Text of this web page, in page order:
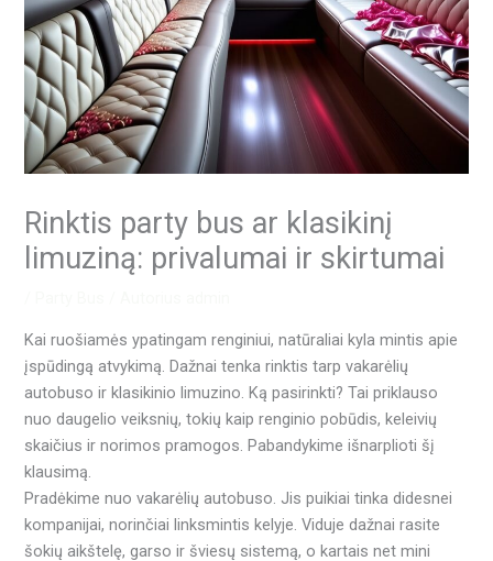
Rinktis party bus ar klasikinį
limuziną: privalumai ir skirtumai
Kai ruošiamės ypatingam renginiui, natūraliai kyla mintis apie
įspūdingą atvykimą. Dažnai tenka rinktis tarp vakarėlių
autobuso ir klasikinio limuzino. Ką pasirinkti? Tai priklauso
nuo daugelio veiksnių, tokių kaip renginio pobūdis, keleivių
skaičius ir norimos pramogos. Pabandykime išnarplioti šį
klausimą.
Pradėkime nuo vakarėlių autobuso. Jis puikiai tinka didesnei
kompanijai, norinčiai linksmintis kelyje. Viduje dažnai rasite
šokių aikštelę, garso ir šviesų sistemą, o kartais net mini